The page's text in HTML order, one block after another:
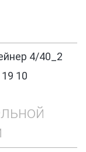
4/40_2
10